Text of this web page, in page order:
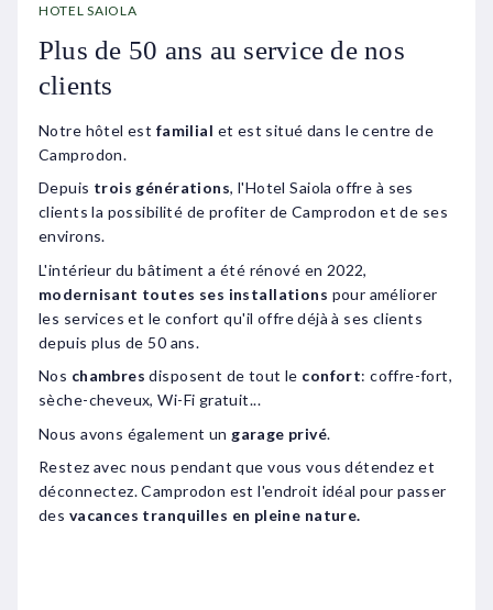
HOTEL SAIOLA
Plus de 50 ans au service de nos
clients
Notre hôtel est familial et est situé dans le centre de
Camprodon.
Depuis trois générations, l'Hotel Saiola offre à ses
clients la possibilité de profiter de Camprodon et de ses
environs.
L'intérieur du bâtiment a été rénové en 2022,
modernisant toutes ses installations pour améliorer
les services et le confort qu'il offre déjà à ses clients
depuis plus de 50 ans.
Nos chambres disposent de tout le confort: coffre-fort,
sèche-cheveux, Wi-Fi gratuit...
Nous avons également un garage privé.
Restez avec nous pendant que vous vous détendez et
déconnectez. Camprodon est l'endroit idéal pour passer
des vacances tranquilles en pleine nature.